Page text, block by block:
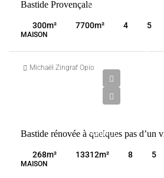
FAYENCE
Bastide Provençale
300m² 7700m² 4 5
MAISON
Michaël Zingraf Opio
FAYENCE
1
Bastide rénovée à quelques pas d’un
268m² 13312m² 8 5
MAISON